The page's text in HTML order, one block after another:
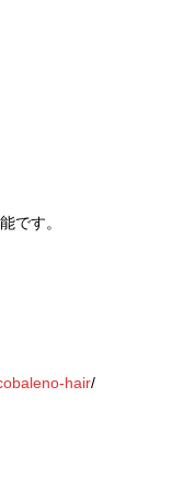
です。
hair/